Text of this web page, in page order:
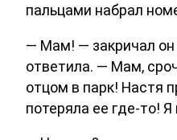
пальцами набрал
— Мам! — закричал он
ответила. — Мам,
отцом в парк! Настя
потеряла ее где-то! Я